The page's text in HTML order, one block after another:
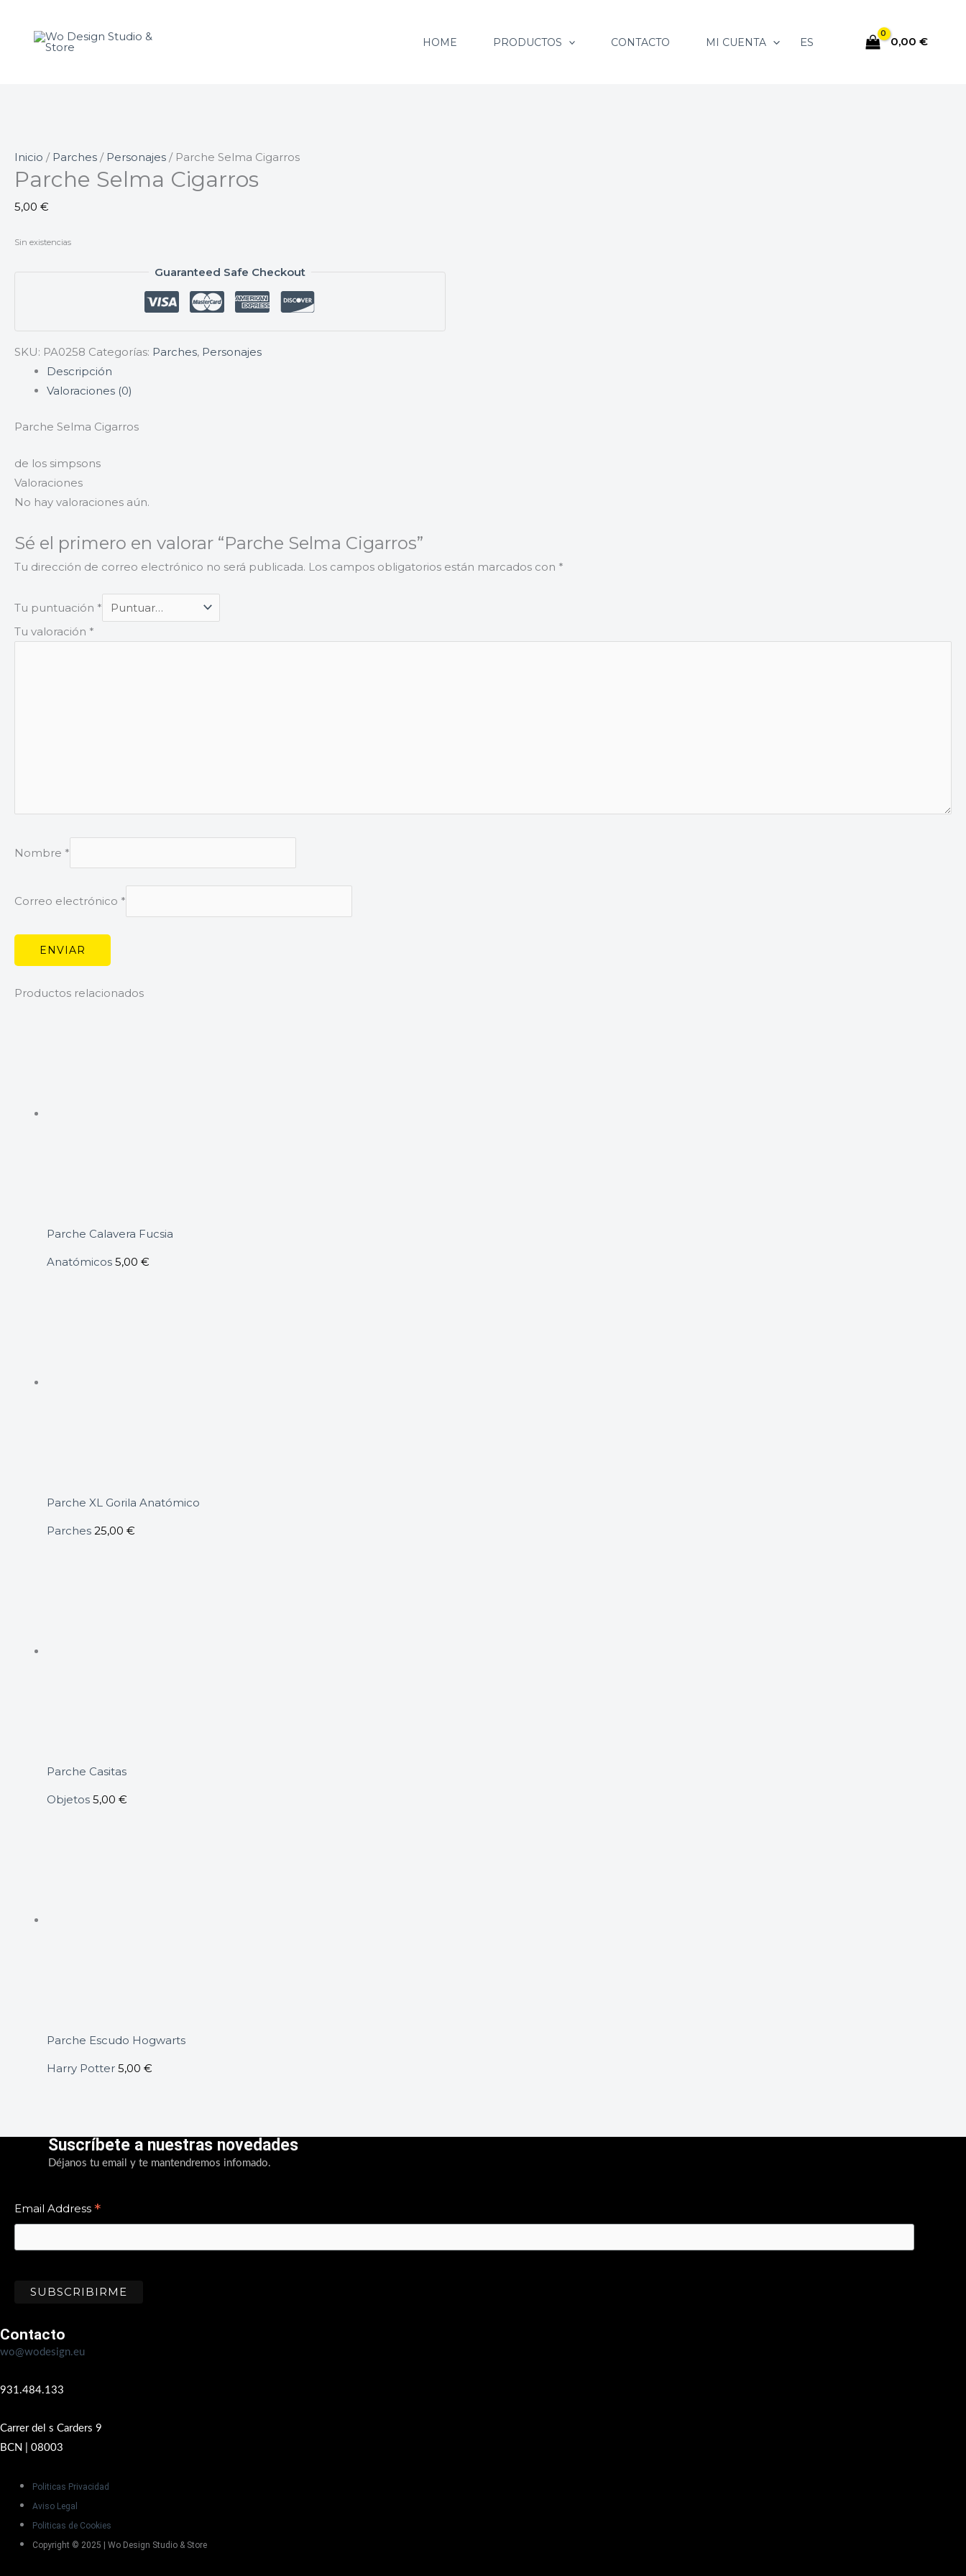
contenido
HOME PRODUCTOS CONTACTO MI CUENTA ES 0,00€
Inicio / Parches / Personajes / Parche Selma Cigarros
Parche Selma Cigarros
5,00 €
Sin existencias
Guaranteed Safe Checkout
SKU: PA0258 Categorías: Parches, Personajes
Descripción
Valoraciones (0)
Parche Selma Cigarros
de los simpsons
Valoraciones
No hay valoraciones aún.
Sé el primero en valorar “Parche Selma Cigarros”
Tu dirección de correo electrónico no será publicada. Los campos obligatorios están marcados con *
Tu puntuación *
Tu valoración *
Nombre *
Correo electrónico *
Productos relacionados
Parche Calavera Fucsia
Anatómicos 5,00 €
Parche XL Gorila Anatómico
Parches 25,00 €
Parche Casitas
Objetos 5,00 €
Parche Escudo Hogwarts
Harry Potter 5,00 €
Suscríbete a nuestras novedades
Déjanos tu email y te mantendremos infomado.
Email Address *
Contacto
wo@wodesign.eu
931.484.133
Carrer del s Carders 9
BCN | 08003
Politicas Privacidad
Aviso Legal
Politicas de Cookies
Copyright © 2025 | Wo Design Studio & Store